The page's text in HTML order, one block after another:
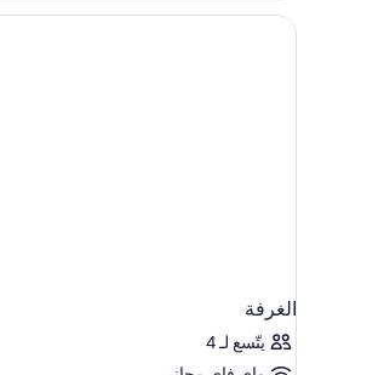
الغرفة
يتّسع لـ 4